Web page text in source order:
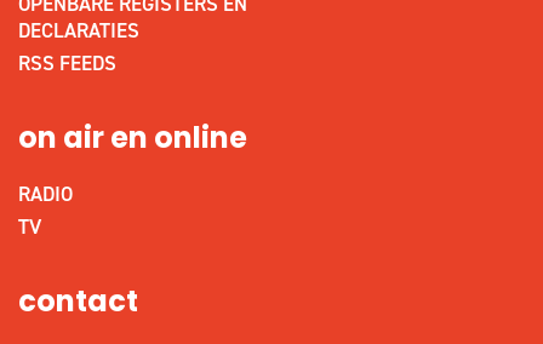
DECLARATIES
RSS FEEDS
on air en online
RADIO
TV
contact